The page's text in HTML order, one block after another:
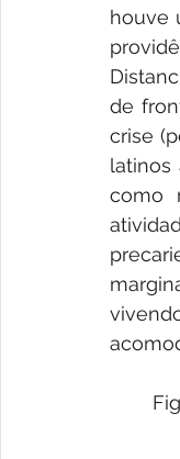
houve
de
crise
latinos
como